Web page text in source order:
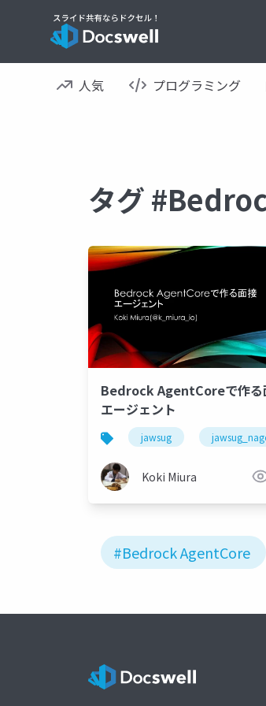
人気 プログラミング
タグ
Bedrock AgentCoreで作る
エージェント
jawsug
Koki Miura
#Bedrock AgentCore